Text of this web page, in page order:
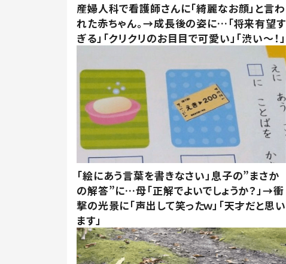
産婦人科で看護師さんに「綺麗なお顔」と言わ
れた赤ちゃん。→成長後の姿に…「将来有望す
ぎる」「クリクリのお目目で可愛い」「渋い～！」
「絵にあう言葉を書きなさい」息子の”まさか
の解答”に…母「正解でよいでしょうか？」→衝
撃の光景に「声出して笑ったｗ」「天才だと思い
ます」